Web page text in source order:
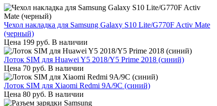
Чехол накладка для Samsung Galaxy S10 Lite/G770F Activ Mate
(черный)
Цена 199 руб. В наличии
Лоток SIM для Huawei Y5 2018/Y5 Prime 2018 (синий)
Цена 70 руб. В наличии
Лоток SIM для Xiaomi Redmi 9A/9C (синий)
Цена 80 руб. В наличии